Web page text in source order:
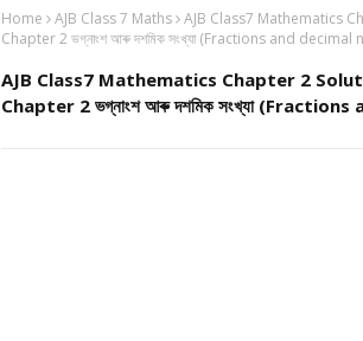
Home AJB Class 7 Maths AJB Class7 Mathematics
Chapter 2 ভগ্নাংশ আৰু দশমিক সংখ্যা (Fractions and
AJB Class7 Mathematics Chapter 2
Chapter 2 ভগ্নাংশ আৰু দশমিক সংখ্যা